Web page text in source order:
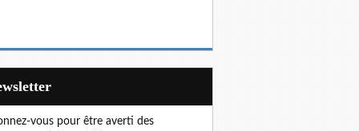
vous pour être averti des